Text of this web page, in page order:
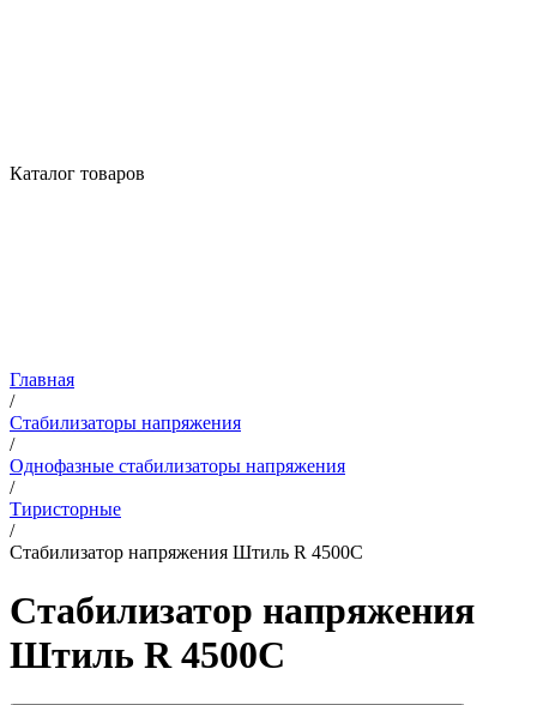
Каталог товаров
Главная
/
Стабилизаторы напряжения
/
Однофазные стабилизаторы напряжения
/
Тиристорные
/
Стабилизатор напряжения Штиль R 4500C
Стабилизатор напряжения
Штиль R 4500C